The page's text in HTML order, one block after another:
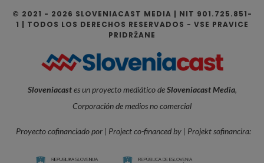
© 2021 - 2026 SLOVENIACAST MEDIA | NIT 901.725.851-
1 | TODOS LOS DERECHOS RESERVADOS - VSE PRAVICE
PRIDRŽANE
Sloveniacastes un proyecto mediático deSloveniacast Media,
Corporación de medios no comercial
Proyecto cofinanciado por | Project co-financed by | Projekt sofinancira: